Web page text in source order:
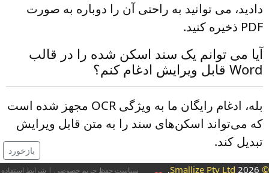
دادید، می توانید به راحتی آن را دوباره به صورت
PDF ذخیره کنید.
آیا می توانم یک سند اسکن شده را در قالب
Word قابل ویرایش ادغام کنم؟
بله، ادغام رایگان ما به ویژگی OCR مجهز شده است
که می‌تواند اسکن‌های سند را به متن قابل ویرایش
تبدیل کند.
بازخورد
© Smallize
2026, سیاست حفظ حریم خصوصی| شرایط استفاده